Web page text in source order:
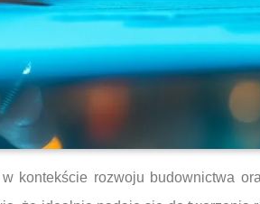
rozwoju budownictwa